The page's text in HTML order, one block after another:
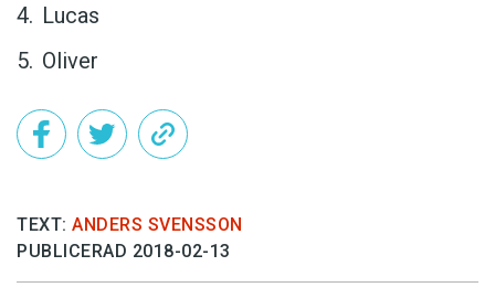
Lucas
Oliver
TEXT: ANDERS SVENSSON
PUBLICERAD 2018-02-13